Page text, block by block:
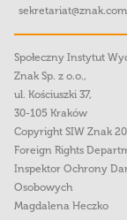
Społeczny Instytut
Znak Sp. z o.o.,
ul. Kościuszki 37,
30-105 Kraków
Copyright SIW Znak
Foreign Rights
Inspektor Ochrony
Osobowych
Magdalena Heczko